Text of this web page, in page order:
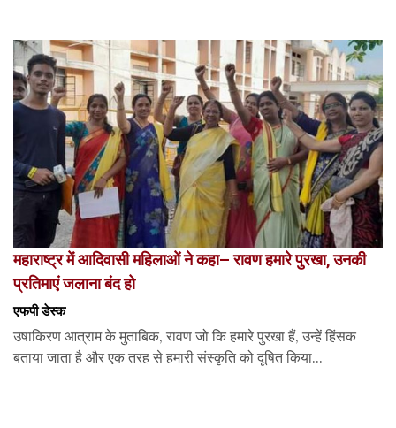
महाराष्ट्र में आदिवासी महिलाओं ने कहा– रावण हमारे पुरखा, उनकी
प्रतिमाएं जलाना बंद हो
एफपी डेस्‍क
उषाकिरण आत्राम के मुताबिक, रावण जो कि हमारे पुरखा हैं, उन्हें हिंसक
बताया जाता है और एक तरह से हमारी संस्कृति को दूषित किया...